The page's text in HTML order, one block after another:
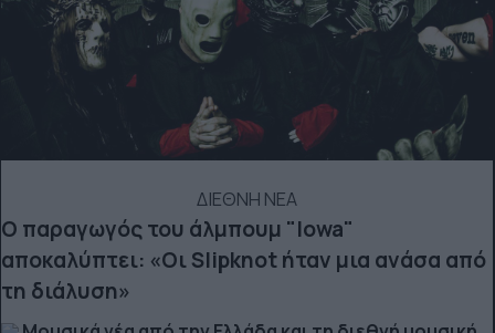
ΔΙΕΘΝΗ ΝΕΑ
Ο παραγωγός του άλμπουμ "Iowa"
αποκαλύπτει: «Οι Slipknot ήταν μια ανάσα από
τη διάλυση»